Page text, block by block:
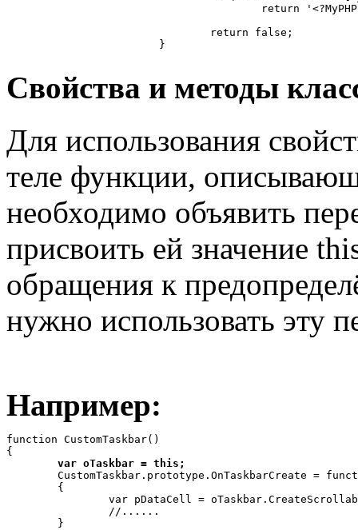
}
Свойства и методы
Для использования
теле функции,
необходимо объявить
присвоить ей значение
обращения к
нужно использовать эту
Например:
function CustomTaskbar()
{
var oTaskbar = this;
var pDataCell =